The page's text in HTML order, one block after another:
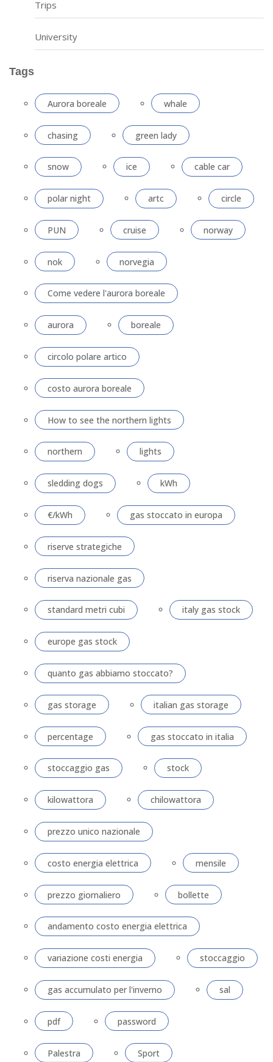
Trips
University
Tags
Aurora boreale whale
chasing green lady
snow ice cable car
polar night artc circle
PUN cruise norway
nok norvegia
Come vedere l'aurora boreale
aurora boreale
circolo polare artico
costo aurora boreale
How to see the northern lights
northern lights
sledding dogs kWh
€/kWh gas stoccato in europa
riserve strategiche
riserva nazionale gas
standard metri cubi italy gas stock
europe gas stock
quanto gas abbiamo stoccato?
gas storage italian gas storage
percentage gas stoccato in italia
stoccaggio gas stock
kilowattora chilowattora
prezzo unico nazionale
costo energia elettrica mensile
prezzo giornaliero bollette
andamento costo energia elettrica
variazione costi energia stoccaggio
gas accumulato per l'inverno sal
pdf password
Palestra Sport